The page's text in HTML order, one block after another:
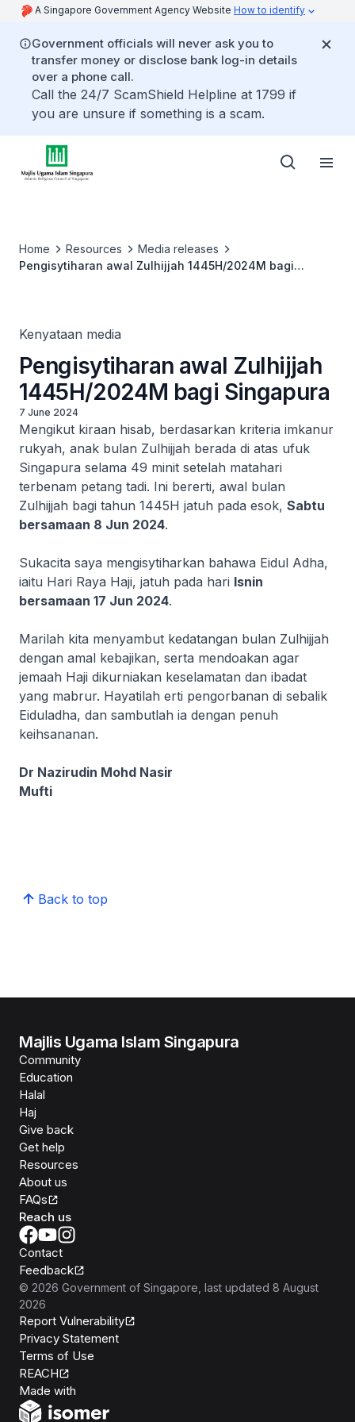
A Singapore Government Agency Website How to identify
Government officials will never ask you to
transfer money or disclose bank log-in details
over a phone call.
Call the 24/7 ScamShield Helpline at 1799 if
you are unsure if something is a scam.
Home Resources
Media releases
Pengisytiharan awal Zulhijjah 1445H/2024M bagi
Kenyataan media
Pengisytiharan awal Zulhijjah
1445H/2024M bagi Singapura
7 June 2024
Mengikut kiraan hisab, berdasarkan kriteria imkanur
rukyah, anak bulan Zulhijjah berada di atas ufuk
Singapura selama 49 minit setelah matahari
terbenam petang tadi. Ini bererti, awal bulan
Zulhijjah bagi tahun 1445H jatuh pada esok, Sabtu
bersamaan 8 Jun 2024.
Sukacita saya mengisytiharkan bahawa Eidul Adha,
iaitu Hari Raya Haji, jatuh pada hari Isnin
bersamaan 17 Jun 2024.
Marilah kita menyambut kedatangan bulan Zulhijjah
dengan amal kebajikan, serta mendoakan agar
jemaah Haji dikurniakan keselamatan dan ibadat
yang mabrur. Hayatilah erti pengorbanan di sebalik
Eiduladha, dan sambutlah ia dengan penuh
keihsananan.
Dr Nazirudin Mohd Nasir
Mufti
Back to top
Majlis Ugama Islam Singapura
Community
Education
Halal
Haj
Give back
Get help
Resources
About us
FAQs
Reach us
Contact
Feedback
© 2026 Government of Singapore , last updated 8 August
2026
Report Vulnerability
Privacy Statement
Terms of Use
REACH
Made with